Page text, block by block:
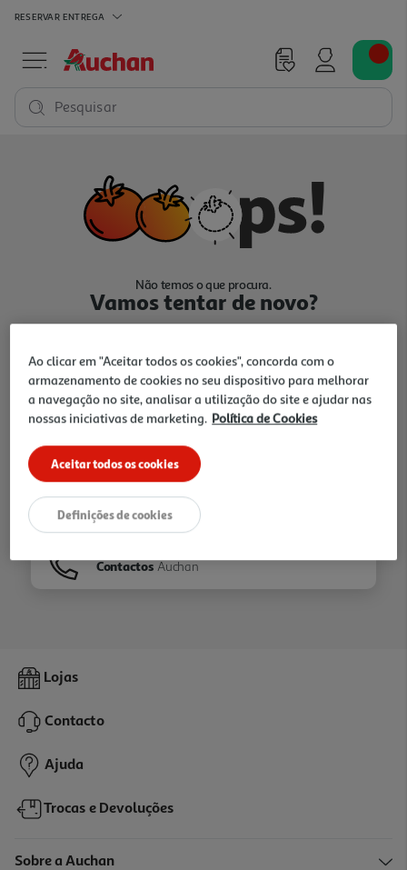
RESERVAR ENTREGA
Pesquisar
Não temos o que procura.
Vamos tentar de novo?
Ir para Homepage
Folhetos
Contactos Auchan
Lojas
Contacto
Ajuda
Trocas e Devoluções
Sobre a Auchan
Ao clicar em "Aceitar todos os cookies", concorda com o
armazenamento de cookies no seu dispositivo para melhorar
a navegação no site, analisar a utilização do site e ajudar nas
nossas iniciativas de marketing. Política de Cookies
Aceitar todos os cookies
Definições de cookies